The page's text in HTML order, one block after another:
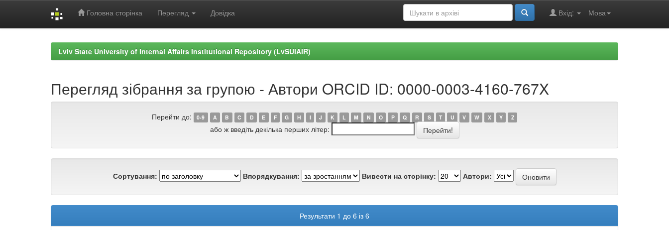
Головна сторінка Перегляд Довідка Мова
Вхід:
Lviv State University of Internal Affairs Institutional Repository (LvSUIAIR)
Перегляд зібрання за групою - Автори ORCID ID: 0000-0003-4160-767X
Перейти до: 0-9 A B C D E F G H I J K L M N O P Q R S T U V W X Y Z
або ж введіть декілька перших літер:
Сортування: Впорядкування: Вивести на сторінку: Автори:
Результати 1 до 6 із 6